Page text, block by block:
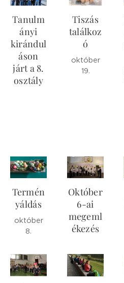
Tanulm
ányi
kirándul
áson
járt a 8.
osztály
Tiszás
találkoz
ó
október
19.
Termén
yáldás
október
8.
Október
6-ai
megeml
ékezés